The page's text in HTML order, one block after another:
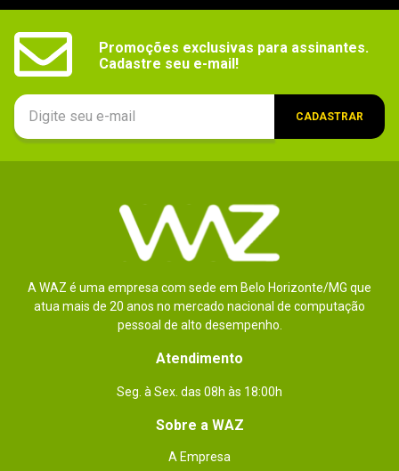
Marca
EL SHADDAI
Garantia
Promoções exclusivas para assinantes.
Cadastre seu e-mail!
CADASTRAR
A WAZ é uma empresa com sede em Belo Horizonte/MG que
atua mais de 20 anos no mercado nacional de computação
pessoal de alto desempenho.
Atendimento
Seg. à Sex. das 08h às 18:00h
Sobre a WAZ
A Empresa